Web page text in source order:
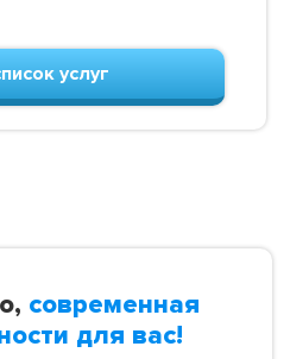
услуг
современная
для вас!